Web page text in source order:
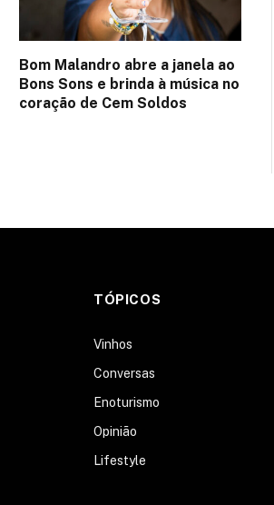
Bom Malandro abre a janela ao
Bons Sons e brinda à música no
coração de Cem Soldos
TÓPICOS
Vinhos
Conversas
Enoturismo
Opinião
Lifestyle